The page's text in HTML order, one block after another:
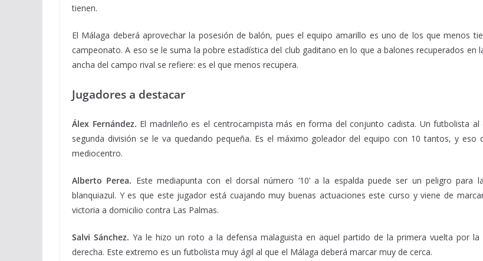
tienen.
El Málaga deberá aprovechar la posesión de balón, pues el equipo amarillo es uno de los que menos
campeonato. A eso se le suma la pobre estadística del club gaditano en lo que a balones recuperados en
ancha del campo rival se refiere: es el que menos recupera.
Jugadores a destacar
Álex Fernández. El madrileño es el centrocampista más en forma del conjunto cadista. Un futbolista al
segunda división se le va quedando pequeña. Es el máximo goleador del equipo con 10 tantos, y eso
mediocentro.
Alberto Perea. Este mediapunta con el dorsal número ’10’ a la espalda puede ser un peligro para
blanquiazul. Y es que este jugador está cuajando muy buenas actuaciones este curso y viene de
victoria a domicilio contra Las Palmas.
Salvi Sánchez. Ya le hizo un roto a la defensa malaguista en aquel partido de la primera vuelta por la
derecha. Este extremo es un futbolista muy ágil al que el Málaga deberá marcar muy de cerca.